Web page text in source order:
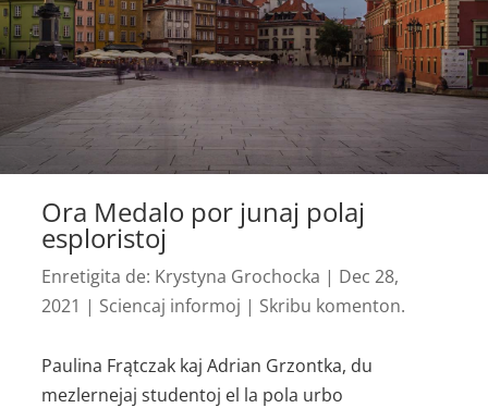
Ora Medalo por junaj polaj
esploristoj
Enretigita de: Krystyna Grochocka | Dec 28,
2021 | Sciencaj informoj | Skribu komenton.
Paulina Frątczak kaj Adrian Grzontka, du
mezlernejaj studentoj el la pola urbo